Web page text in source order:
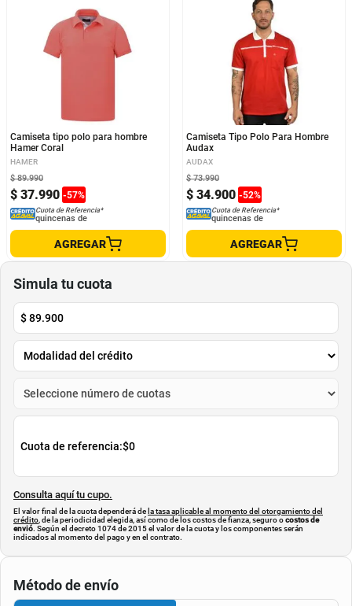
Camiseta tipo polo para hombre
Hamer Coral
HAMER
$ 37.990 -57%
$ 89.990
Cuota de Referencia*
quincenas de
AGREGAR
Camiseta Tipo Polo Para Hombre
Audax
AUDAX
$ 34.900 -52%
$ 73.990
Cuota de Referencia*
quincenas de
AGREGAR
Simula tu cuota
$89.900
Cuota de referencia:$0
Consulta aquí tu cupo.
El valor final de la cuota dependerá de la tasa aplicable al momento del otorgamiento del
crédito , de la periodicidad elegida, así como de los costos de fianza, seguro ocostos de
envió. Según el decreto 1074 de 2015 el valor de la cuota y los componentes serán
indicados al momento del pago y en el contrato.
Método de envío